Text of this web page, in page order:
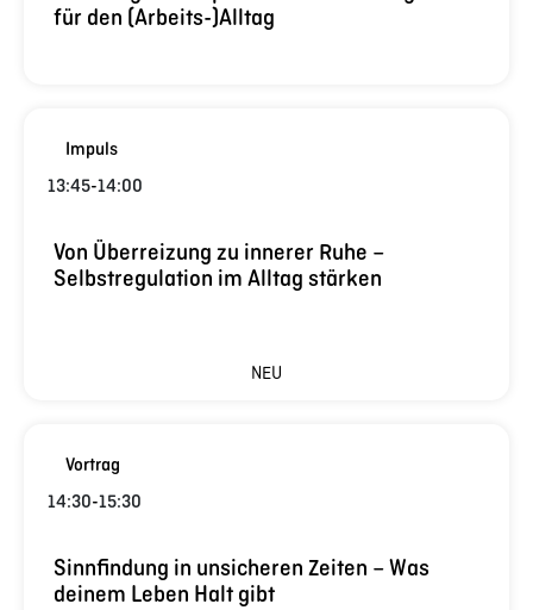
für den (Arbeits-)Alltag
Impuls
13:45-14:00
Von Überreizung zu innerer Ruhe –
Selbstregulation im Alltag stärken
NEU
Vortrag
14:30-15:30
Sinnfindung in unsicheren Zeiten – Was
deinem Leben Halt gibt